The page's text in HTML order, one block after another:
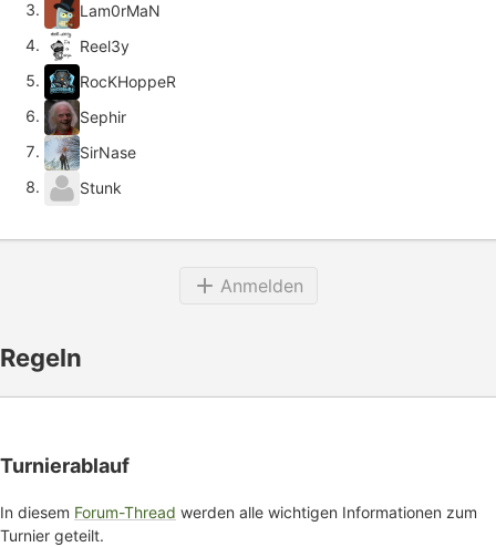
Lam0rMaN
Reel3y
RocKHoppeR
Sephir
SirNase
Stunk
Anmelden
Regeln
Turnierablauf
In diesem Forum-Thread werden alle wichtigen Informationen zum
Turnier geteilt.